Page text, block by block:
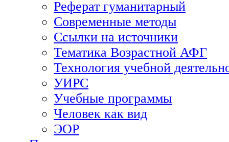
Реферат гуманитарный
Современные методы
Ссылки на источники
Тематика Возрастной АФГ
Технология учебной
УИРС
Учебные программы
Человек как вид
ЭОР